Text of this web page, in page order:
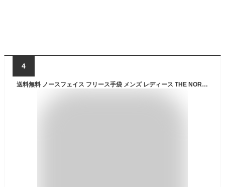
4
送料無料 ノースフェイス フリース手袋 メンズ レディース THE NORTH FACE バーサロフトイーチップグローブ 防寒用手袋 保温 スマホ・タッチパネル対応 ユニセックス ブランド アウトドア アクセサリー カジュアル 普段使い 男女兼用 冬用手袋 手ぶくろ アパレル/NN62311